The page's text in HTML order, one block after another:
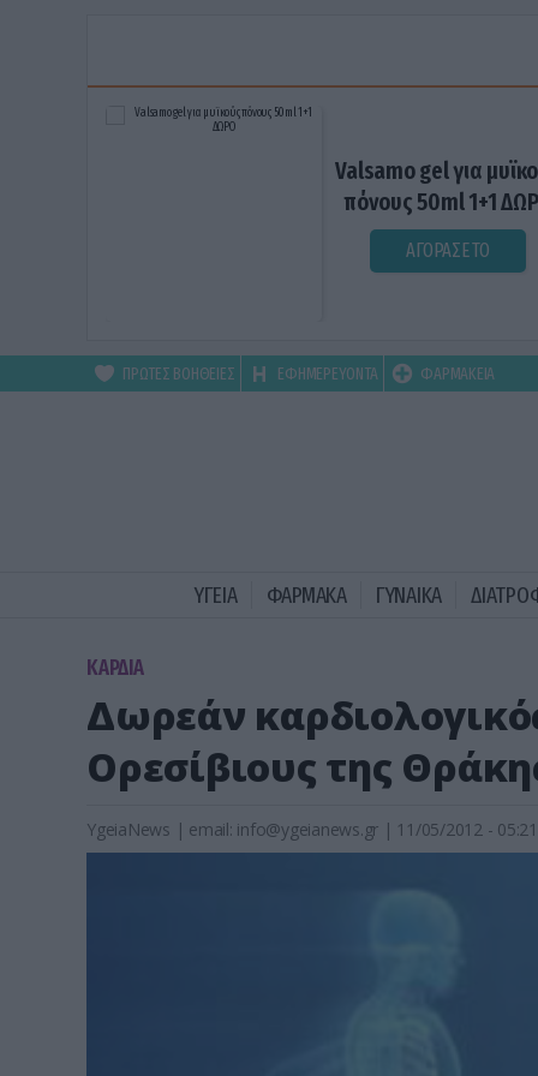
Valsamo gel για
πόνους 50ml 1+1
ΑΓΟΡΑΣΕ ΤΟ
ΠΡΩΤΕΣ ΒΟΗΘΕΙΕΣ ΕΦΗΜΕΡΕΥΟΝΤΑ ΦΑΡΜΑΚΕΙΑ
ΥΓΕΙΑ ΦΑΡΜΑΚΑ ΓΥΝΑΙΚΑ
KΑΡΔΙΑ
Δωρεάν
Ορεσίβιους της
YgeiaNews | email: info@ygeianews.gr | 11/05/2012 - 05:21